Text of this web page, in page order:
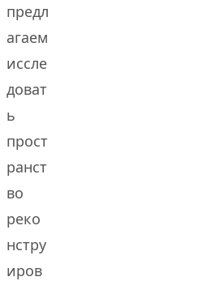
предл
агаем
иссле
доват
ь
прост
ранст
во
реко
нстру
иров